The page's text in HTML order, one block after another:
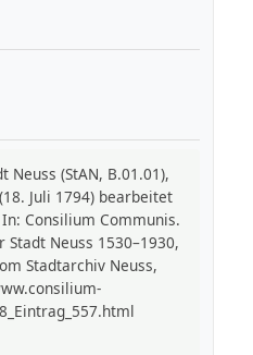
Neuss (StAN, B.01.01),
Juli 1794) bearbeitet
Consilium Communis.
Neuss 1530–1930,
Stadtarchiv Neuss,